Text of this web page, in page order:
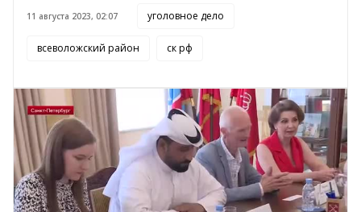
11 августа 2023, 02:07 уголовное дело
всеволожский район ск рф